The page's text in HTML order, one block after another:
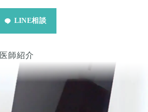
LINE相談
医師紹介